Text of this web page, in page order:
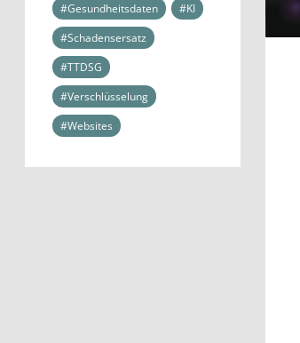
#Gesundheitsdaten
#KI
#Schadensersatz
#TTDSG
#Verschlüsselung
#Websites